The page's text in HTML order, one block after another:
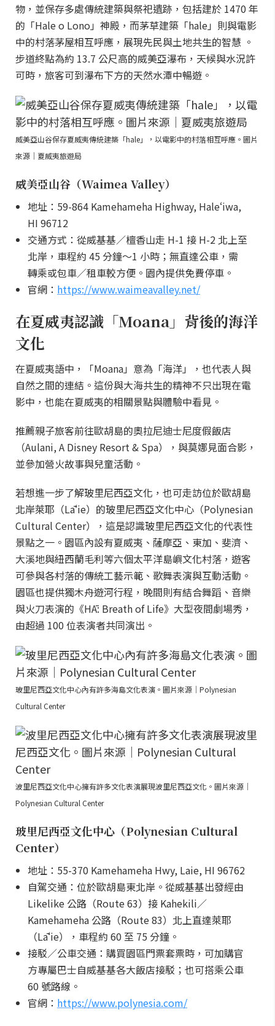
物，並保存多處傳統建築與祭祀遺跡，包括建於 1470 年
的「Hale o Lono」神殿，而茅草建築「hale」則與電影
中的村落茅屋相互呼應，展現先民與土地共生的智慧 。
步道終點為約 13.7 公尺高的威美亞瀑布，天候與水況許
可時，旅客可到瀑布下方的天然水潭中暢遊。
威美亞山谷保存夏威夷傳統建築「hale」，以電影中的村落相互呼應。圖片
來源｜夏威夷旅遊局
威美亞山谷（Waimea Valley）
地址：59-864 Kamehameha Highway, Haleʻiwa,
HI 96712
交通方式：從威基基／檀香山走 H-1 接 H-2 北上至
北岸，車程約 45 分鐘～1 小時；無直達公車，需
轉乘或包車／租車較方便。園內提供免費停車。
官網： https://www.waimeavalley.net/
在夏威夷認識「Moana」背後的海洋
文化
在夏威夷語中，「Moana」意為「海洋」，也代表人與
自然之間的連結。這份與大海共生的精神不只出現在電
影中，也能在夏威夷的相關景點與體驗中看見。
推薦親子旅客前往歐胡島的奧拉尼迪士尼度假飯店
（Aulani, A Disney Resort & Spa），與莫娜見面合影，
並參加營火故事與兒童活動。
若想進一步了解玻里尼西亞文化，也可走訪位於歐胡島
北岸萊耶（Lāʻie）的玻里尼西亞文化中心（Polynesian
Cultural Center），這是認識玻里尼西亞文化的代表性
景點之一。園區內設有夏威夷、薩摩亞、東加、斐濟、
大溪地與紐西蘭毛利等六個太平洋島嶼文化村落，遊客
可參與各村落的傳統工藝示範、歌舞表演與互動活動。
園區也提供獨木舟遊河行程，晚間則有結合舞蹈、音樂
與火刀表演的《HĀ: Breath of Life》大型夜間劇場秀，
由超過 100 位表演者共同演出。
玻里尼西亞文化中心內有許多海島文化表演。圖片來源｜Polynesian
Cultural Center
波里尼西亞文化中心擁有許多文化表演展現波里尼西亞文化。圖片來源｜
Polynesian Cultural Center
玻里尼西亞文化中心（Polynesian Cultural
Center）
地址：55-370 Kamehameha Hwy, Laie, HI 96762
自駕交通：位於歐胡島東北岸。從威基基出發經由
Likelike 公路（Route 63）接 Kahekili／
Kamehameha 公路（Route 83）北上直達萊耶
（Lāʻie），車程約 60 至 75 分鐘。
接駁／公車交通：購買園區門票套票時，可加購官
方專屬巴士自威基基各大飯店接駁；也可搭乘公車
60 號路線。
官網： https://www.polynesia.com/